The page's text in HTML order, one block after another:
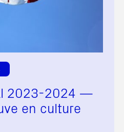
2023-2024 —
en culture